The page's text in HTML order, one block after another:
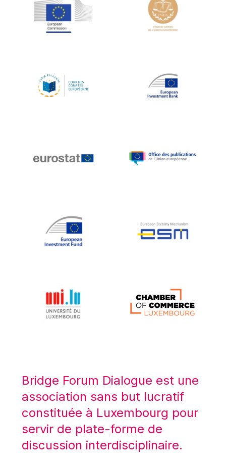
Jean-Louis Schiltz
Jean-Victor Louis
Johnny Åkerholm
Katharien L.C. Hunt
Klaus-Heiner Lehne
Koen LENAERTS
Lars Heikensten
Lucas Papademos
Máire Geoghegan-Quinn
Mario Centeno
Mario Monti
Maroš ŠEFČOVIČ
Martin Bailey
Martine Reicherts
Bridge Forum Dialogue est une
association sans but lucratif
constituée à Luxembourg pour
servir de plate-forme de
discussion interdisciplinaire.